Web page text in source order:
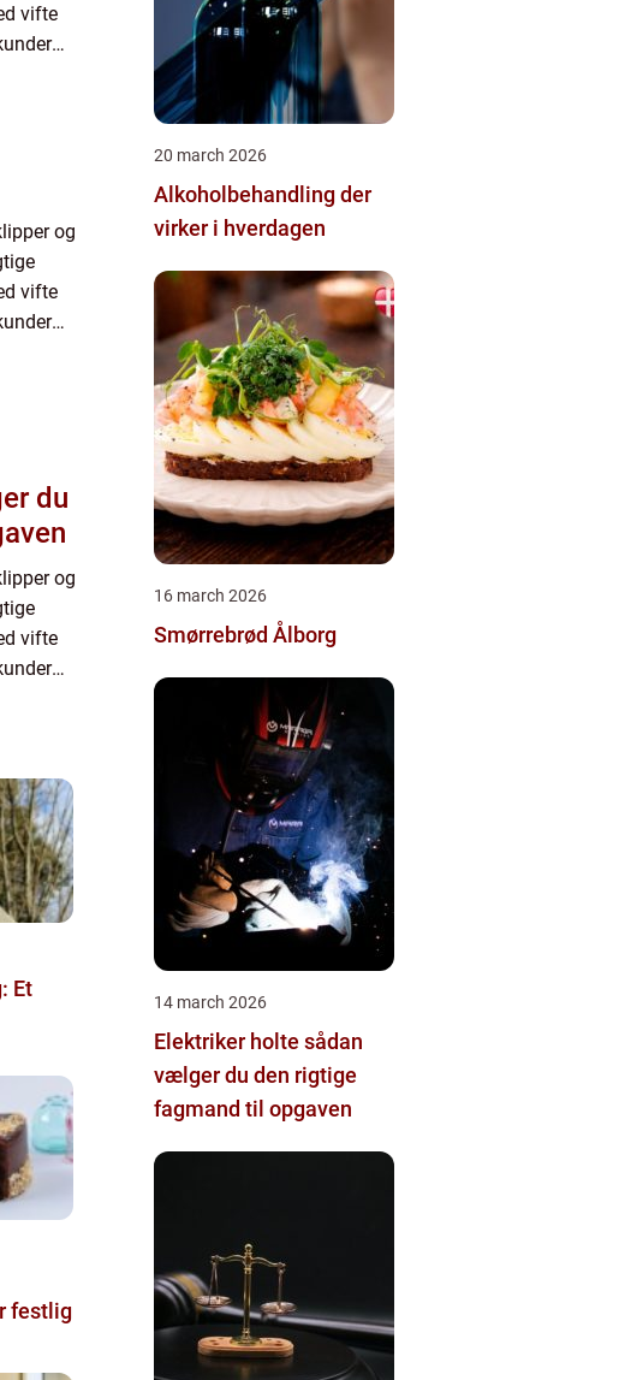
vifte
og
vifte
og
vifte
Et
festlig
20 march 2026
Alkoholbehandling der
virker i hverdagen
16 march 2026
Smørrebrød Ålborg
14 march 2026
Elektriker holte sådan
vælger du den rigtige
fagmand til opgaven